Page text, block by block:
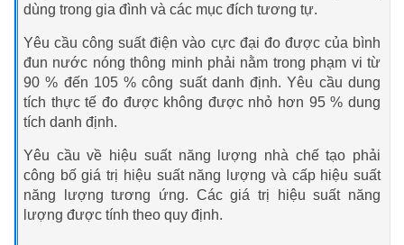
dùng trong gia đình và các mục đích tương tự.
Yêu cầu công suất điện vào cực đại đo được của bình
đun nước nóng thông minh phải nằm trong phạm vi từ
90 % đến 105 % công suất danh định. Yêu cầu dung
tích thực tế đo được không được nhỏ hơn 95 % dung
tích danh định.
Yêu cầu về hiệu suất năng lượng nhà chế tạo phải
công bố giá trị hiệu suất năng lượng và cấp hiệu suất
năng lượng tương ứng. Các giá trị hiệu suất năng
lượng được tính theo quy định.